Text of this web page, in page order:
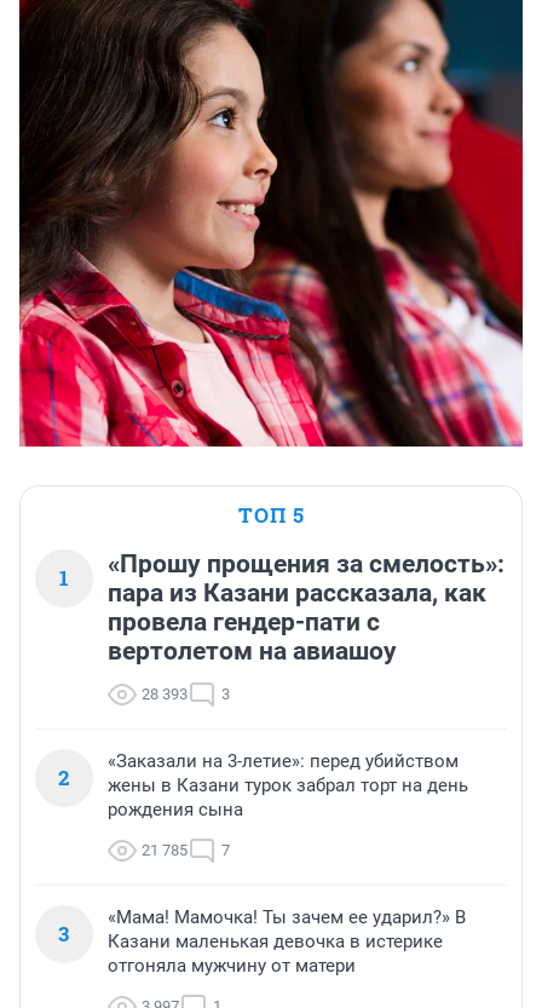
ТОП 5
1
«Прошу прощения за смелость»:
пара из Казани рассказала, как
провела гендер-пати с
вертолетом на авиашоу
28 393 3
2
«Заказали на 3-летие»: перед убийством
жены в Казани турок забрал торт на день
рождения сына
21 785 7
3
«Мама! Мамочка! Ты зачем ее ударил?» В
Казани маленькая девочка в истерике
отгоняла мужчину от матери